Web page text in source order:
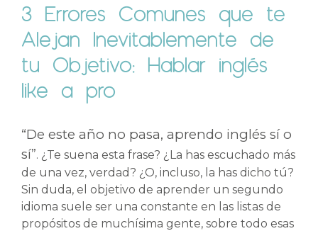
3 Errores Comunes que te
Alejan Inevitablemente de
tu Objetivo: Hablar inglés
like a pro
“De este año no pasa, aprendo inglés sí o
sí”. ¿Te suena esta frase? ¿La has escuchado más
de una vez, verdad? ¿O, incluso, la has dicho tú?
Sin duda, el objetivo de aprender un segundo
idioma suele ser una constante en las listas de
propósitos de muchísima gente, sobre todo esas